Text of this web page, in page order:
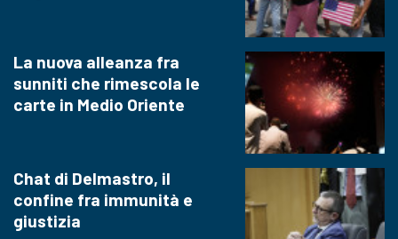
La nuova alleanza fra
sunniti che rimescola le
carte in Medio Oriente
Chat di Delmastro, il
confine fra immunità e
giustizia